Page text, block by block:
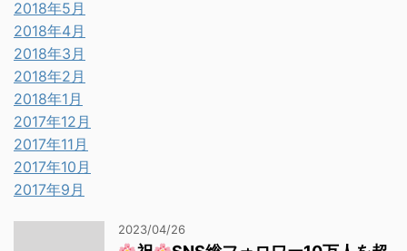
2018年5月
2018年4月
2018年3月
2018年2月
2018年1月
2017年12月
2017年11月
2017年10月
2017年9月
2023/04/26